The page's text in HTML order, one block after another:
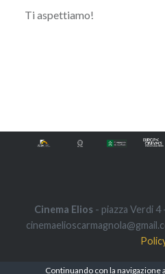
Ti aspettiamo!
Cinema Elios - piazza Verdi 4
Continuando con la